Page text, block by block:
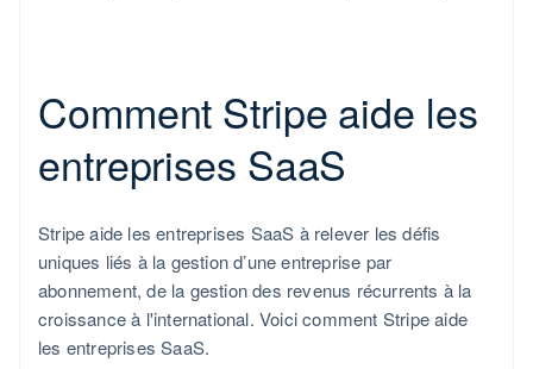
Comment Stripe aide les
entreprises SaaS
Stripe aide les entreprises SaaS à relever les défis
uniques liés à la gestion d’une entreprise par
abonnement, de la gestion des revenus récurrents à la
croissance à l'international. Voici comment Stripe aide
les entreprises SaaS.